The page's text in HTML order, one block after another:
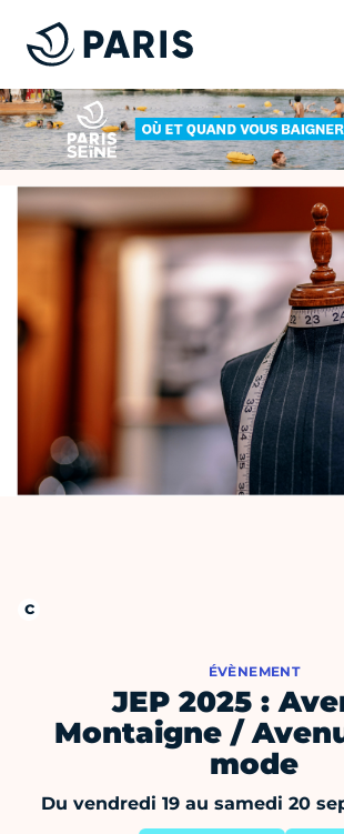
ÉVÈNEMENT
JEP 2025 :
Montaigne /
mode
Du vendredi 19 au samedi 20